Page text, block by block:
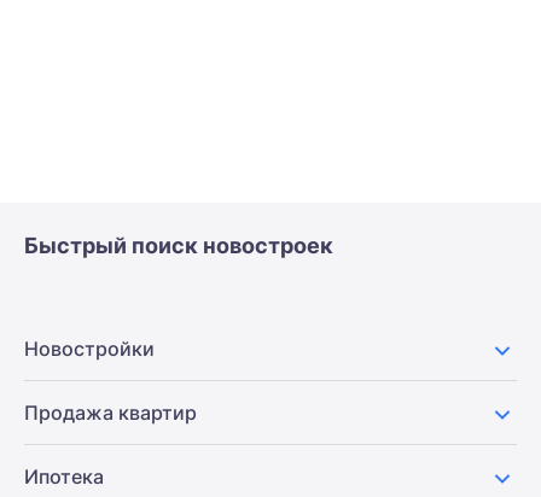
Быстрый поиск новостроек
Новостройки
Продажа квартир
Ипотека